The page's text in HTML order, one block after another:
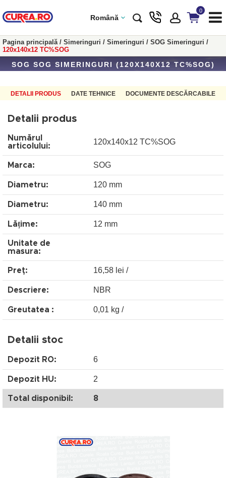
Română
0
Pagina principală/ Simeringuri / Simeringuri / SOG Simeringuri /
120x140x12 TC%SOG
SOG SOG SIMERINGURI (120X140X12 TC%SOG)
DETALII PRODUS DATE TEHNICE DOCUMENTE DESCĂRCABILE
Detalii produs
Numărul
articolului:
120x140x12 TC%SOG
Marca: SOG
Diametru: 120 mm
Diametru: 140 mm
Lățime: 12 mm
Unitate de
masura:
Preţ: 16,58 lei /
Descriere: NBR
Greutatea : 0,01 kg /
Detalii stoc
Depozit RO: 6
Depozit HU: 2
Total disponibil: 8